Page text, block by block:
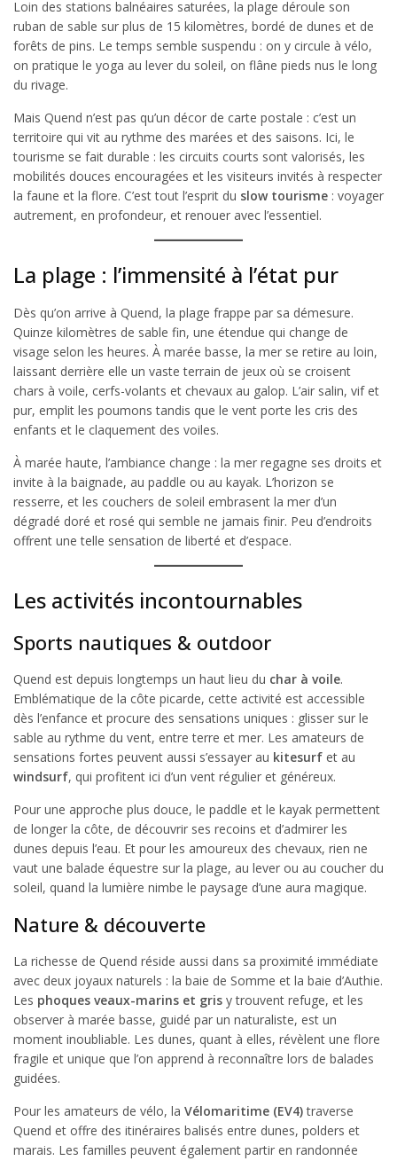
Loin des stations balnéaires saturées, la plage déroule son
ruban de sable sur plus de 15 kilomètres, bordé de dunes et de
forêts de pins. Le temps semble suspendu : on y circule à vélo,
on pratique le yoga au lever du soleil, on flâne pieds nus le long
du rivage.
Mais Quend n’est pas qu’un décor de carte postale : c’est un
territoire qui vit au rythme des marées et des saisons. Ici, le
tourisme se fait durable : les circuits courts sont valorisés, les
mobilités douces encouragées et les visiteurs invités à respecter
la faune et la flore. C’est tout l’esprit du slow tourisme : voyager
autrement, en profondeur, et renouer avec l’essentiel.
La plage : l’immensité à l’état pur
Dès qu’on arrive à Quend, la plage frappe par sa démesure.
Quinze kilomètres de sable fin, une étendue qui change de
visage selon les heures. À marée basse, la mer se retire au loin,
laissant derrière elle un vaste terrain de jeux où se croisent
chars à voile, cerfs-volants et chevaux au galop. L’air salin, vif et
pur, emplit les poumons tandis que le vent porte les cris des
enfants et le claquement des voiles.
À marée haute, l’ambiance change : la mer regagne ses droits et
invite à la baignade, au paddle ou au kayak. L’horizon se
resserre, et les couchers de soleil embrasent la mer d’un
dégradé doré et rosé qui semble ne jamais finir. Peu d’endroits
offrent une telle sensation de liberté et d’espace.
Les activités incontournables
Sports nautiques & outdoor
Quend est depuis longtemps un haut lieu du char à voile.
Emblématique de la côte picarde, cette activité est accessible
dès l’enfance et procure des sensations uniques : glisser sur le
sable au rythme du vent, entre terre et mer. Les amateurs de
sensations fortes peuvent aussi s’essayer au kitesurf et au
windsurf, qui profitent ici d’un vent régulier et généreux.
Pour une approche plus douce, le paddle et le kayak permettent
de longer la côte, de découvrir ses recoins et d’admirer les
dunes depuis l’eau. Et pour les amoureux des chevaux, rien ne
vaut une balade équestre sur la plage, au lever ou au coucher du
soleil, quand la lumière nimbe le paysage d’une aura magique.
Nature & découverte
La richesse de Quend réside aussi dans sa proximité immédiate
avec deux joyaux naturels : la baie de Somme et la baie d’Authie.
Les phoques veaux-marins et gris y trouvent refuge, et les
observer à marée basse, guidé par un naturaliste, est un
moment inoubliable. Les dunes, quant à elles, révèlent une flore
fragile et unique que l’on apprend à reconnaître lors de balades
guidées.
Pour les amateurs de vélo, la Vélomaritime (EV4)traverse
Quend et offre des itinéraires balisés entre dunes, polders et
marais. Les familles peuvent également partir en randonnée